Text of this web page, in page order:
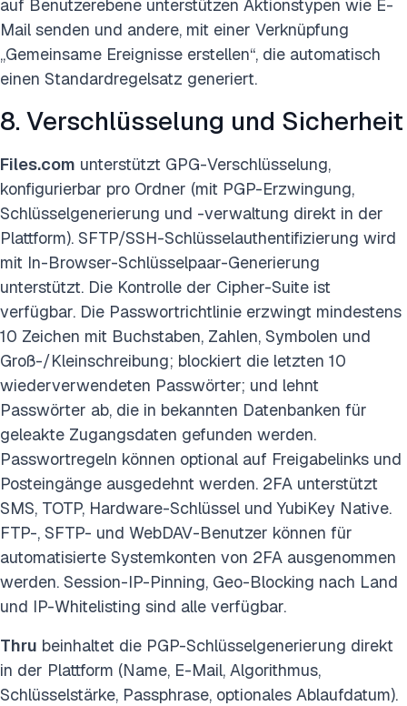
auf Benutzerebene unterstützen Aktionstypen wie E-
Mail senden und andere, mit einer Verknüpfung
„Gemeinsame Ereignisse erstellen“, die automatisch
einen Standardregelsatz generiert.
8. Verschlüsselung und Sicherheit
Files.com unterstützt GPG-Verschlüsselung,
konfigurierbar pro Ordner (mit PGP-Erzwingung,
Schlüsselgenerierung und -verwaltung direkt in der
Plattform). SFTP/SSH-Schlüsselauthentifizierung wird
mit In-Browser-Schlüsselpaar-Generierung
unterstützt. Die Kontrolle der Cipher-Suite ist
verfügbar. Die Passwortrichtlinie erzwingt mindestens
10 Zeichen mit Buchstaben, Zahlen, Symbolen und
Groß-/Kleinschreibung; blockiert die letzten 10
wiederverwendeten Passwörter; und lehnt
Passwörter ab, die in bekannten Datenbanken für
geleakte Zugangsdaten gefunden werden.
Passwortregeln können optional auf Freigabelinks und
Posteingänge ausgedehnt werden. 2FA unterstützt
SMS, TOTP, Hardware-Schlüssel und YubiKey Native.
FTP-, SFTP- und WebDAV-Benutzer können für
automatisierte Systemkonten von 2FA ausgenommen
werden. Session-IP-Pinning, Geo-Blocking nach Land
und IP-Whitelisting sind alle verfügbar.
Thru beinhaltet die PGP-Schlüsselgenerierung direkt
in der Plattform (Name, E-Mail, Algorithmus,
Schlüsselstärke, Passphrase, optionales Ablaufdatum).